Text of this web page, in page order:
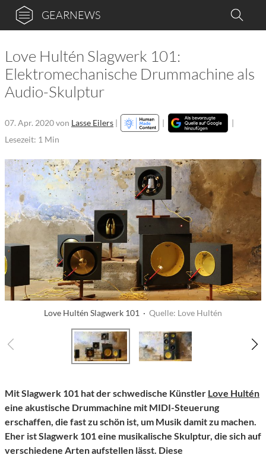
GEARNEWS
Love Hultén Slagwerk 101:
Elektromechanische Drummachine als
Audio-Skulptur
07. Apr. 2020von Lasse Eilers | |
|
Lesezeit: 1 Min
Love Hultén Slagwerk 101 · Quelle: Love Hultén
Mit Slagwerk 101 hat der schwedische Künstler Love Hultén
eine akustische Drummachine mit MIDI-Steuerung
erschaffen, die fast zu schön ist, um Musik damit zu machen.
Eher ist Slagwerk 101 eine musikalische Skulptur, die sich auf
verschiedene Arten aufstellen lässt. Diese